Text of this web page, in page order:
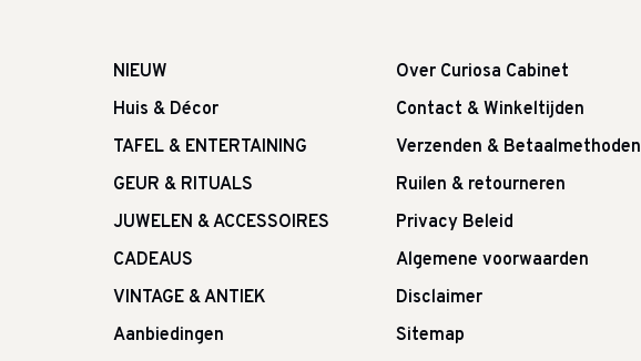
NIEUW
Huis & Décor
TAFEL & ENTERTAINING
GEUR & RITUALS
JUWELEN & ACCESSOIRES
CADEAUS
VINTAGE & ANTIEK
Aanbiedingen
Over Curiosa Cabinet
Contact & Winkeltijden
Verzenden & Betaalmethoden
Ruilen & retourneren
Privacy Beleid
Algemene voorwaarden
Disclaimer
Sitemap